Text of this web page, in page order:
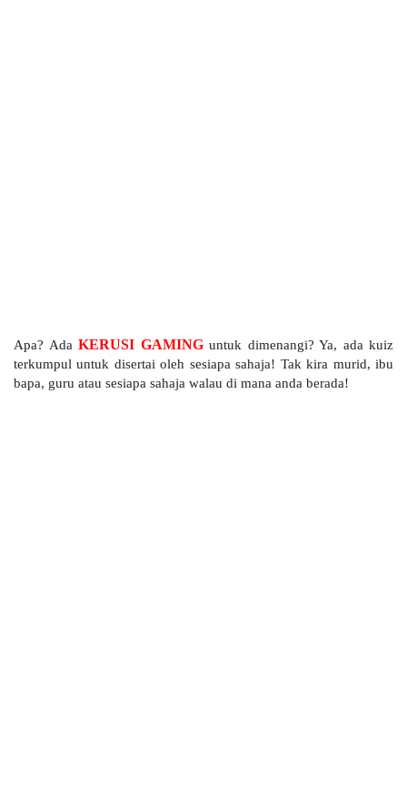
Apa? Ada KERUSI GAMINGuntuk dimenangi? Ya, ada kuiz
terkumpul untuk disertai oleh sesiapa sahaja! Tak kira murid, ibu
bapa, guru atau sesiapa sahaja walau di mana anda berada!